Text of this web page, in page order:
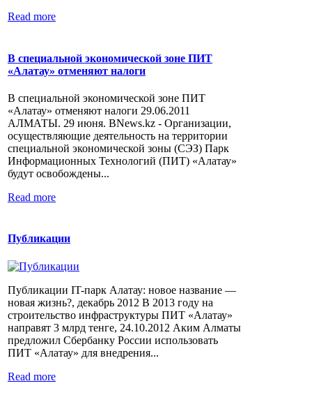
Read more
В специальной экономической зоне ПИТ
«Алатау» отменяют налоги
В специальной экономической зоне ПИТ
«Алатау» отменяют налоги 29.06.2011
АЛМАТЫ. 29 июня. BNews.kz - Организации,
осуществляющие деятельность на территории
специальной экономической зоны (СЭЗ) Парк
Информационных Технологий (ПИТ) «Алатау»
будут освобождены...
Read more
Публикации
Публикации IT-парк Алатау: новое название —
новая жизнь?, декабрь 2012 В 2013 году на
строительство инфраструктуры ПИТ «Алатау»
направят 3 млрд тенге, 24.10.2012 Аким Алматы
предложил Сбербанку России использовать
ПИТ «Алатау» для внедрения...
Read more